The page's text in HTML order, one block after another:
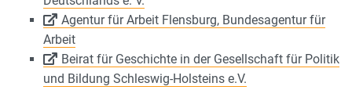
Agentur für Arbeit Flensburg, Bundesagentur für
Arbeit
Beirat für Geschichte in der Gesellschaft für Politik
und Bildung Schleswig-Holsteins e.V.